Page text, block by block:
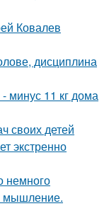
Ковалев
дисциплина
минус 11 кг дома
своих детей
экстренно
немного
мышление.